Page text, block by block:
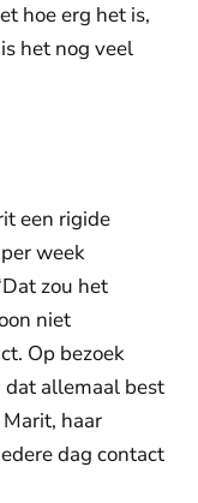
hoe erg het is,
het nog veel
een rigide
week
zou het
niet
Op bezoek
allemaal best
haar
dag contact